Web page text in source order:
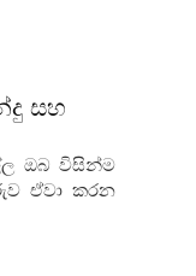
සහ
ඔබ විසින්ම
ඒවා කරන